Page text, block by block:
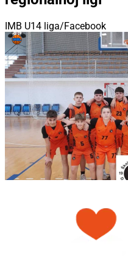
IMB U14 liga/Facebook